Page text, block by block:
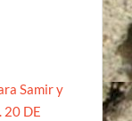
Samir y
20 DE